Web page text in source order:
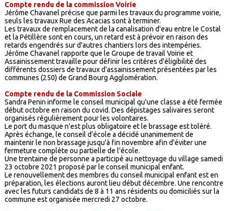
Compte rendu de la commission Voirie
Jérôme Chavanel précise que parmi les travaux du programme voirie,
seuls les travaux Rue des Acacias sont à terminer.
Les travaux de remplacement de la canalisation d'eau entre le Costal
et la Pétillère sont en cours, un retard est à prévoir en raison des
retards engendrés sur d'autres chantiers lors des intempéries.
Jérôme Chavanel rapporte que le Groupe de travail Voirie et
Assainissement travaille pour définir les critères d'éligibilité des
différents dossiers de travaux d'assainissement présentées par les
communes (250) de Grand Bourg Agglomération.
Compte rendu de la Commission Sociale
Sandra Penin informe le conseil municipal qu'une classe a été fermée
début octobre en raison du covid. Des dépistages salivaires seront
organisés régulièrement pour les volontaires.
Le port du masque n'est plus obligatoire et le brassage est toléré.
Après échange, le conseil d'école a décidé unanimement de
maintenir le non brassage jusqu'à fin novembre afin d'éviter une
fermeture complète ou partielle de l'école.
Une trentaine de personne a participé au nettoyage du village samedi
23 octobre 2021 proposé par le conseil municipal enfant.
Le renouvellement des membres du conseil municipal enfant est en
préparation, les élections auront lieu début décembre. Une rencontre
avec les futurs candidats de 8 à 11 ans résidents ou domiciliés sur la
commune est organisée mercredi 27 octobre.